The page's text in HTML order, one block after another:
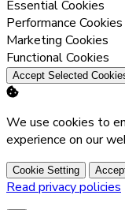
Enable
Essential Cookies
Enable
Performance Cookies
Enable
Marketing Cookies
Enable
Functional Cookies
Accept Selected
We use cookies to
experience on our
Cookie Setting
Read privacy policies